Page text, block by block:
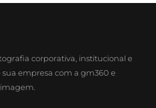
corporativa, institucional e
empresa com a gm360 e